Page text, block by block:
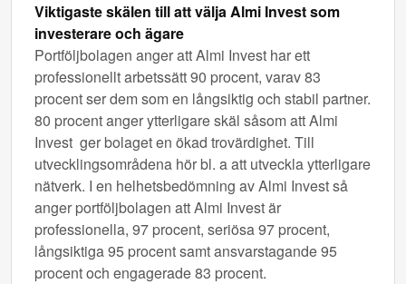
Viktigaste skälen till att välja Almi Invest som
investerare och ägare
Portföljbolagen anger att Almi Invest har ett
professionellt arbetssätt 90 procent, varav 83
procent ser dem som en långsiktig och stabil partner.
80 procent anger ytterligare skäl såsom att Almi
Invest ger bolaget en ökad trovärdighet. Till
utvecklingsområdena hör bl. a att utveckla ytterligare
nätverk. I en helhetsbedömning av Almi Invest så
anger portföljbolagen att Almi Invest är
professionella, 97 procent, seriösa 97 procent,
långsiktiga 95 procent samt ansvarstagande 95
procent och engagerade 83 procent.